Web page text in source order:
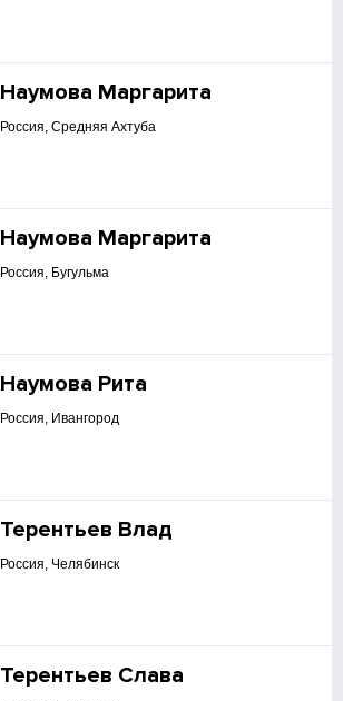
Наумова Маргарита
Россия, Средняя Ахтуба
Наумова Маргарита
Россия, Бугульма
Наумова Рита
Россия, Ивангород
Терентьев Влад
Россия, Челябинск
Терентьев Слава